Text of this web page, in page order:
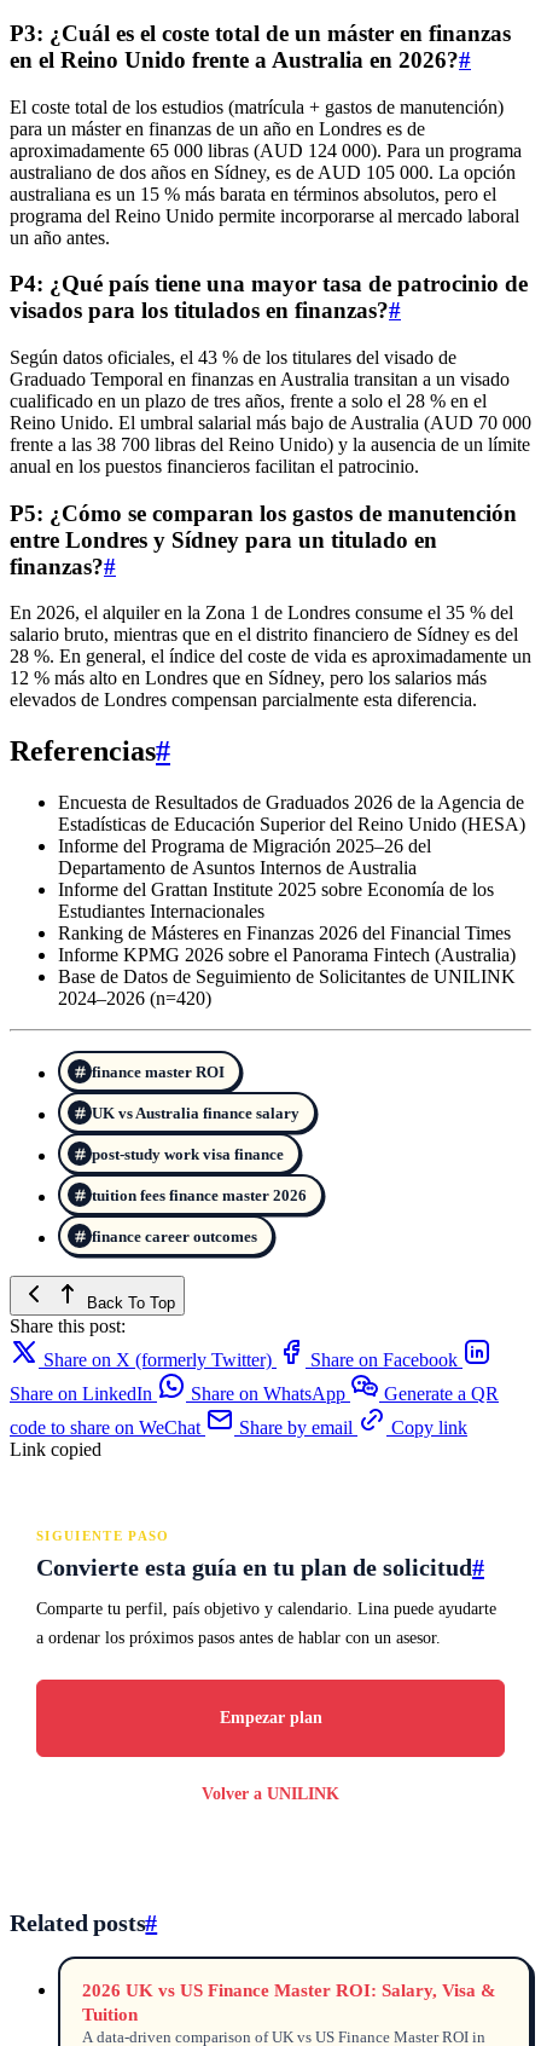
P3: ¿Cuál es el coste total de un máster en finanzas
en el Reino Unido frente a Australia en 2026?#
El coste total de los estudios (matrícula + gastos de manutención)
para un máster en finanzas de un año en Londres es de
aproximadamente 65 000 libras (AUD 124 000). Para un programa
australiano de dos años en Sídney, es de AUD 105 000. La opción
australiana es un 15 % más barata en términos absolutos, pero el
programa del Reino Unido permite incorporarse al mercado laboral
un año antes.
P4: ¿Qué país tiene una mayor tasa de patrocinio de
visados para los titulados en finanzas?#
Según datos oficiales, el 43 % de los titulares del visado de
Graduado Temporal en finanzas en Australia transitan a un visado
cualificado en un plazo de tres años, frente a solo el 28 % en el
Reino Unido. El umbral salarial más bajo de Australia (AUD 70 000
frente a las 38 700 libras del Reino Unido) y la ausencia de un límite
anual en los puestos financieros facilitan el patrocinio.
P5: ¿Cómo se comparan los gastos de manutención
entre Londres y Sídney para un titulado en
finanzas?#
En 2026, el alquiler en la Zona 1 de Londres consume el 35 % del
salario bruto, mientras que en el distrito financiero de Sídney es del
28 %. En general, el índice del coste de vida es aproximadamente un
12 % más alto en Londres que en Sídney, pero los salarios más
elevados de Londres compensan parcialmente esta diferencia.
Referencias#
Encuesta de Resultados de Graduados 2026 de la Agencia de
Estadísticas de Educación Superior del Reino Unido (HESA)
Informe del Programa de Migración 2025–26 del
Departamento de Asuntos Internos de Australia
Informe del Grattan Institute 2025 sobre Economía de los
Estudiantes Internacionales
Ranking de Másteres en Finanzas 2026 del Financial Times
Informe KPMG 2026 sobre el Panorama Fintech (Australia)
Base de Datos de Seguimiento de Solicitantes de UNILINK
2024–2026 (n=420)
finance master ROI
UK vs Australia finance salary
post-study work visa finance
tuition fees finance master 2026
finance career outcomes
Back To Top
Share this post:
Share on X (formerly Twitter)
Share on Facebook
Share on LinkedIn
Share on WhatsApp
Generate a QR
code to share on WeChat
Share by email
Copy link
Link copied
SIGUIENTE PASO
Convierte esta guía en tu plan de solicitud#
Comparte tu perfil, país objetivo y calendario. Lina puede ayudarte
a ordenar los próximos pasos antes de hablar con un asesor.
Empezar plan
Volver a UNILINK
Related posts#
2026 UK vs US Finance Master ROI: Salary, Visa &
Tuition
A data-driven comparison of UK vs US Finance Master ROI in